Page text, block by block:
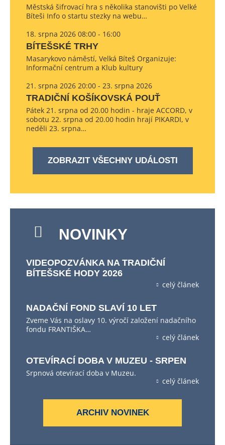
Městská šifrovací hra s několika stanovišti po Velké
Bíteši Info o startu stezky na webu…
18. srpna 2026 08:00 - 16:00
BÍTEŠSKÉ TRHY
Masarykovo náměstí, Velká Bíteš Organizuje:
Informační centrum a Klub kultury
21. srpna 2026 20:00 - 23. srpna 2026
TRADIČNÍ KOŠÍKOVSKÁ POUŤ
Pátek 21. srpna od 20.00 hodin - hraje ACCORD, v
sobotu 22. srpna od 20.00 hodin hrají PIKARDI, v
neděli 23. srpna…
ZOBRAZIT VŠECHNY UDÁLOSTI
NOVINKY
VIDEOPOZVÁNKA NA TRADIČNÍ
BÍTEŠSKÉ HODY 2026
celý článek
NADAČNÍ FOND SLAVÍ 10 LET
Zveme Vás na oslavy 10. výročí založení nadačního
fondu FRANTIŠKA…
celý článek
OTEVÍRACÍ DOBA V MUZEU - SRPEN
Srpnová otevírací doba v Muzeu.
celý článek
ARCHIV NOVINEK